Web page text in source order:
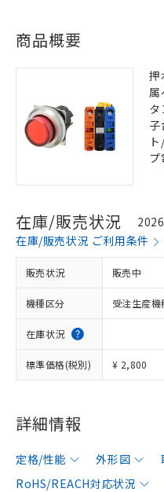
商品概要
押
属
タ
子
プ
在庫/販売状況
在庫/販売状況 ご利用条件
販売状況 販売中
機種区分 受注生産機
在庫状況
標準価格(税別) ¥ 2,800
詳細情報
定格/性能 外形図
RoHS/REACH対応状況